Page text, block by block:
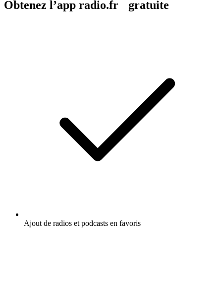
Obtenez l’app radio.fr gratuite
Ajout de radios et podcasts en favoris